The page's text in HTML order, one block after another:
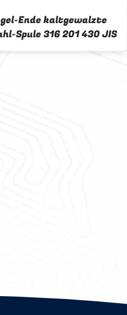
Ende kaltgewalzte
Spule 316 201 430 JIS